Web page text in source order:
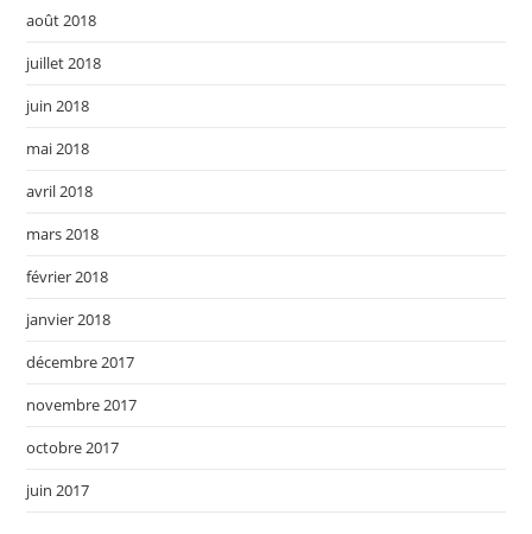
août 2018
juillet 2018
juin 2018
mai 2018
avril 2018
mars 2018
février 2018
janvier 2018
décembre 2017
novembre 2017
octobre 2017
juin 2017